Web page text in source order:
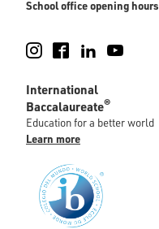
School office opening hours
Instagram
FacebookLinkedIn
International
Baccalaureate®
Education for a better world
Learn more